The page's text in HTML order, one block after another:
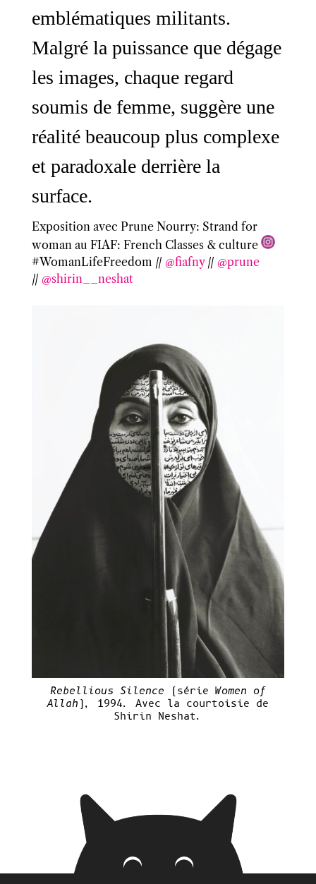
emblématiques militants.
Malgré la puissance que dégage
les images, chaque regard
soumis de femme, suggère une
réalité beaucoup plus complexe
et paradoxale derrière la
surface.
Exposition avec Prune Nourry: Strand for
woman au FIAF: French Classes & culture
#WomanLifeFreedom // @fiafny// @prune
// @shirin__neshat
Rebellious Silence (série Women of
Allah ), 1994. Avec la courtoisie de
Shirin Neshat.